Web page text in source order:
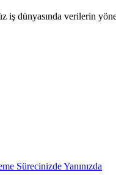
dünyasında verilerin